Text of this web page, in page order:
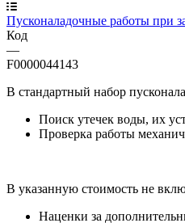
Пусконаладочные работы при
Код
—
F0000044143
В стандартный набор
Поиск утечек воды, их
Проверка работы
В указанную стоимость не
Наценки за